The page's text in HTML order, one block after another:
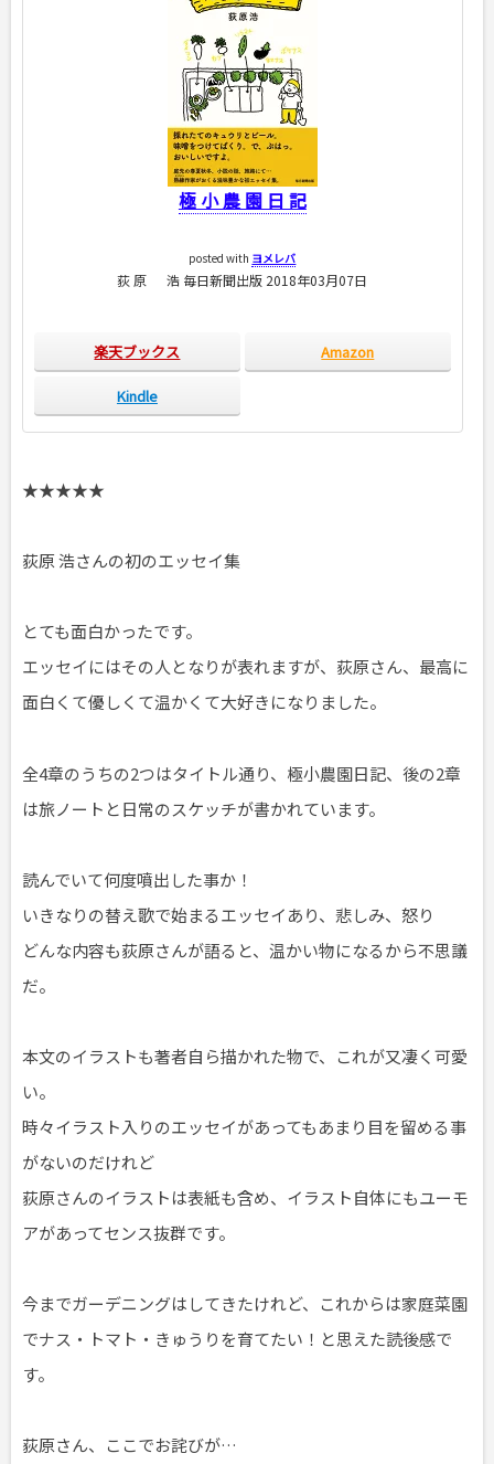
極 小 農 園 日 記
posted with ヨメレバ
荻 原 浩 毎日新聞出版 2018年03月07日
楽天ブックス Amazon
Kindle
★★★★★
荻原 浩さんの初のエッセイ集
とても面白かったです。
エッセイにはその人となりが表れますが、荻原さん、最高に
面白くて優しくて温かくて大好きになりました。
全4章のうちの2つはタイトル通り、極小農園日記、後の2章
は旅ノートと日常のスケッチが書かれています。
読んでいて何度噴出した事か！
いきなりの替え歌で始まるエッセイあり、悲しみ、怒り
どんな内容も荻原さんが語ると、温かい物になるから不思議
だ。
本文のイラストも著者自ら描かれた物で、これが又凄く可愛
い。
時々イラスト入りのエッセイがあってもあまり目を留める事
がないのだけれど
荻原さんのイラストは表紙も含め、イラスト自体にもユーモ
アがあってセンス抜群です。
今までガーデニングはしてきたけれど、これからは家庭菜園
でナス・トマト・きゅうりを育てたい！と思えた読後感で
す。
荻原さん、ここでお詫びが…